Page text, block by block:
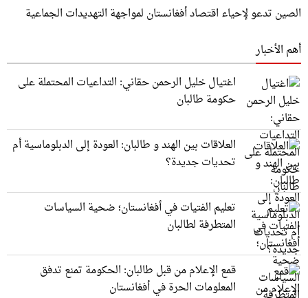
الصين تدعو لإحياء اقتصاد أفغانستان لمواجهة التهديدات الجماعية
أهم الأخبار
اغتيال خليل الرحمن حقاني: التداعيات المحتملة على
حكومة طالبان
العلاقات بين الهند و طالبان: العودة إلى الدبلوماسية أم
تحديات جديدة؟
تعليم الفتيات في أفغانستان؛ ضحية السياسات
المتطرفة لطالبان
قمع الإعلام من قبل طالبان: الحكومة تمنع تدفق
المعلومات الحرة في أفغانستان